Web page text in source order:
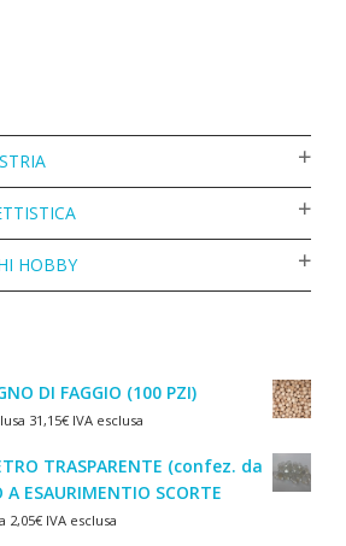
HOBBY
DI FAGGIO (100 PZI)
31,15€IVA esclusa
TRASPARENTE (confez. da
A ESAURIMENTIO SCORTE
2,05€IVA esclusa